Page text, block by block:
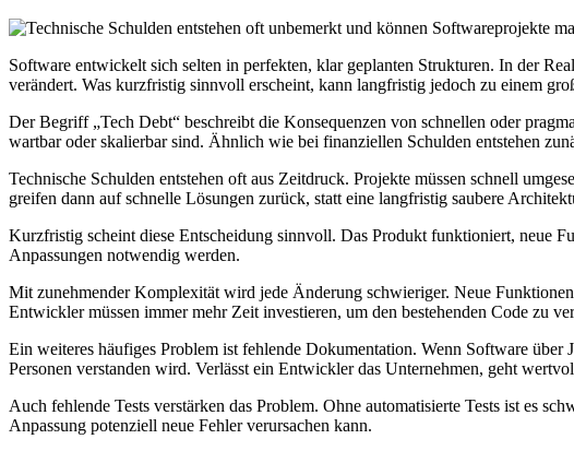
Software entwickelt sich selten in perfekten, klar geplanten Strukturen. In der
verändert. Was kurzfristig sinnvoll erscheint, kann langfristig jedoch zu einem
Der Begriff „Tech Debt“ beschreibt die Konsequenzen von schnellen oder
wartbar oder skalierbar sind. Ähnlich wie bei finanziellen Schulden entstehen
Technische Schulden entstehen oft aus Zeitdruck. Projekte müssen schnell
greifen dann auf schnelle Lösungen zurück, statt eine langfristig saubere
Kurzfristig scheint diese Entscheidung sinnvoll. Das Produkt funktioniert, neue
Anpassungen notwendig werden.
Mit zunehmender Komplexität wird jede Änderung schwieriger. Neue
Entwickler müssen immer mehr Zeit investieren, um den bestehenden Code zu
Ein weiteres häufiges Problem ist fehlende Dokumentation. Wenn Software
Personen verstanden wird. Verlässt ein Entwickler das Unternehmen, geht
Auch fehlende Tests verstärken das Problem. Ohne automatisierte Tests ist es
Anpassung potenziell neue Fehler verursachen kann.